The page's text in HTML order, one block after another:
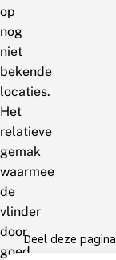
op
nog
niet
bekende
locaties.
Het
relatieve
gemak
waarmee
de
vlinder
door
goed
Deel deze pagina